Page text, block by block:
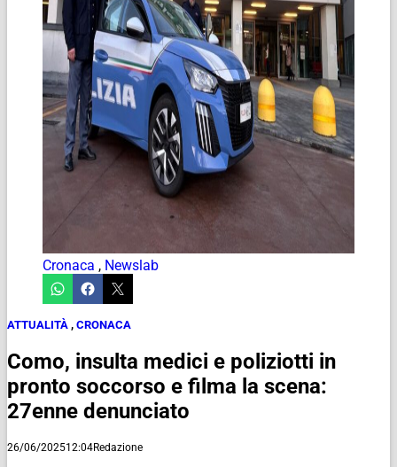
Cronaca , Newslab
ATTUALITÀ , CRONACA
Como, insulta medici e poliziotti in
pronto soccorso e filma la scena:
27enne denunciato
26/06/202512:04Redazione